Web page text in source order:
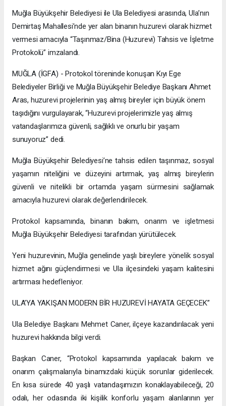
Muğla Büyükşehir Belediyesi ile Ula Belediyesi arasında, Ula’nın
Demirtaş Mahallesi’nde yer alan binanın huzurevi olarak hizmet
vermesi amacıyla “Taşınmaz/Bina (Huzurevi) Tahsis ve İşletme
Protokolü” imzalandı.
MUĞLA (İGFA) - Protokol töreninde konuşan Kıyı Ege
Belediyeler Birliği ve Muğla Büyükşehir Belediye Başkanı Ahmet
Aras, huzurevi projelerinin yaş almış bireyler için büyük önem
taşıdığını vurgulayarak, “Huzurevi projelerimizle yaş almış
vatandaşlarımıza güvenli, sağlıklı ve onurlu bir yaşam
sunuyoruz” dedi.
Muğla Büyükşehir Belediyesi’ne tahsis edilen taşınmaz, sosyal
yaşamın niteliğini ve düzeyini artırmak, yaş almış bireylerin
güvenli ve nitelikli bir ortamda yaşam sürmesini sağlamak
amacıyla huzurevi olarak değerlendirilecek.
Protokol kapsamında, binanın bakım, onarım ve işletmesi
Muğla Büyükşehir Belediyesi tarafından yürütülecek.
Yeni huzurevinin, Muğla genelinde yaşlı bireylere yönelik sosyal
hizmet ağını güçlendirmesi ve Ula ilçesindeki yaşam kalitesini
artırması hedefleniyor.
ULA’YA YAKIŞAN MODERN BİR HUZUREVİ HAYATA GEÇECEK”
Ula Belediye Başkanı Mehmet Caner, ilçeye kazandırılacak yeni
huzurevi hakkında bilgi verdi.
Başkan Caner, “Protokol kapsamında yapılacak bakım ve
onarım çalışmalarıyla binamızdaki küçük sorunlar giderilecek.
En kısa sürede 40 yaşlı vatandaşımızın konaklayabileceği, 20
odalı, her odasında iki kişilik konforlu yaşam alanlarının yer